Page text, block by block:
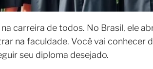
na carreira de todos. No Brasil, ele
na faculdade. Você vai conhecer
seu diploma desejado.